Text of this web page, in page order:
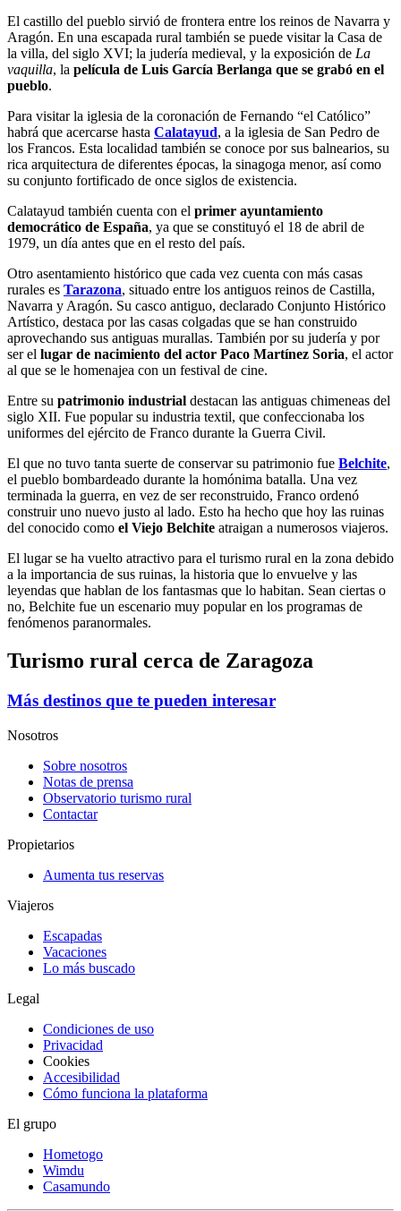
El castillo del pueblo sirvió de frontera entre los reinos de Navarra y
Aragón. En una escapada rural también se puede visitar la Casa de
la villa, del siglo XVI; la judería medieval, y la exposición de La
vaquilla, la película de Luis García Berlanga que se grabó en el
pueblo.
Para visitar la iglesia de la coronación de Fernando “el Católico”
habrá que acercarse hasta Calatayud, a la iglesia de San Pedro de
los Francos. Esta localidad también se conoce por sus balnearios, su
rica arquitectura de diferentes épocas, la sinagoga menor, así como
su conjunto fortificado de once siglos de existencia.
Calatayud también cuenta con el primer ayuntamiento
democrático de España, ya que se constituyó el 18 de abril de
1979, un día antes que en el resto del país.
Otro asentamiento histórico que cada vez cuenta con más casas
rurales es Tarazona, situado entre los antiguos reinos de Castilla,
Navarra y Aragón. Su casco antiguo, declarado Conjunto Histórico
Artístico, destaca por las casas colgadas que se han construido
aprovechando sus antiguas murallas. También por su judería y por
ser el lugar de nacimiento del actor Paco Martínez Soria, el actor
al que se le homenajea con un festival de cine.
Entre su patrimonio industrial destacan las antiguas chimeneas del
siglo XII. Fue popular su industria textil, que confeccionaba los
uniformes del ejército de Franco durante la Guerra Civil.
El que no tuvo tanta suerte de conservar su patrimonio fue Belchite,
el pueblo bombardeado durante la homónima batalla. Una vez
terminada la guerra, en vez de ser reconstruido, Franco ordenó
construir uno nuevo justo al lado. Esto ha hecho que hoy las ruinas
del conocido como el Viejo Belchite atraigan a numerosos viajeros.
El lugar se ha vuelto atractivo para el turismo rural en la zona debido
a la importancia de sus ruinas, la historia que lo envuelve y las
leyendas que hablan de los fantasmas que lo habitan. Sean ciertas o
no, Belchite fue un escenario muy popular en los programas de
fenómenos paranormales.
Turismo rural cerca de Zaragoza
Más destinos que te pueden interesar
Nosotros
Sobre nosotros
Notas de prensa
Observatorio turismo rural
Contactar
Propietarios
Aumenta tus reservas
Viajeros
Escapadas
Vacaciones
Lo más buscado
Legal
Condiciones de uso
Privacidad
Cookies
Accesibilidad
Cómo funciona la plataforma
El grupo
Hometogo
Wimdu
Casamundo